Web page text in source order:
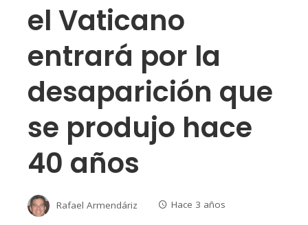
el Vaticano
entrará por la
desaparición que
se produjo hace
40 años
Rafael Armendáriz Hace 3 años